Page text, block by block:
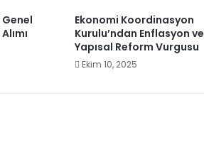
Genel
Ekonomi Koordinasyon
Kurulu’ndan Enflasyon ve
Yapısal Reform Vurgusu
Ekim 10, 2025